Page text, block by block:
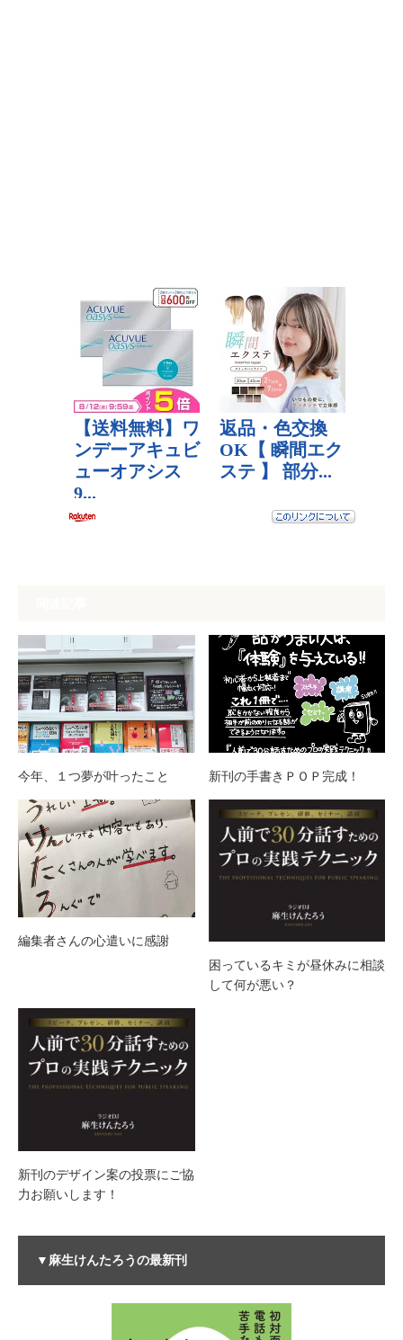
今年、１つ夢が叶ったこと 新刊の手書きＰＯＰ完成！
編集者さんの心遣いに感謝
困っているキミが昼休みに相談
して何が悪い？
新刊のデザイン案の投票にご協
力お願いします！
▼麻生けんたろうの最新刊